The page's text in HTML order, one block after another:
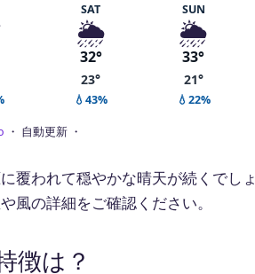
SAT
🌦️
32°
23°
💧43%
SUN
🌦️
33°
21°
💧22%
・ 自動更新 ・
覆われて穏やかな晴天が続くでしょ
風の詳細をご確認ください。
徴は？